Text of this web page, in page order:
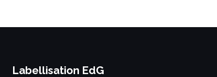
Labellisation EdG